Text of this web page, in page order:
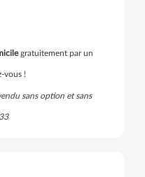
gratuitement par un
vous !
sans option et sans